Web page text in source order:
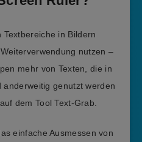
Textbereiche in Bildern
nutzen –
mehr von Texten, die in
genutzt werden
dem Tool Text-Grab.
einfache Ausmessen von